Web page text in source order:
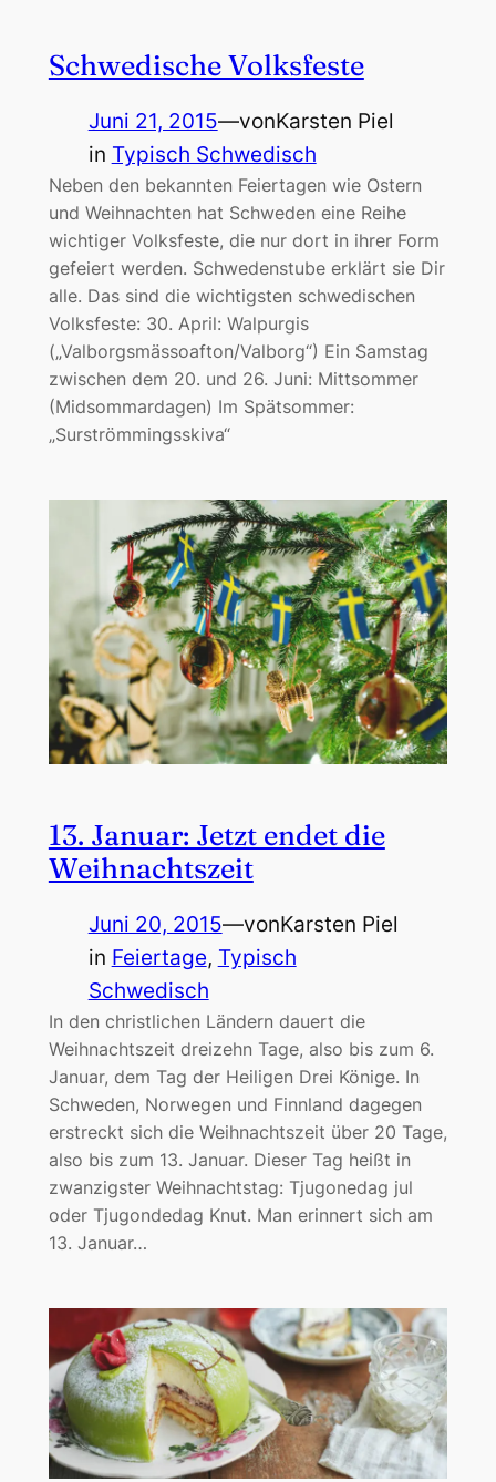
Schwedische Volksfeste
Juni 21, 2015—vonKarsten Piel
in Typisch Schwedisch
Neben den bekannten Feiertagen wie Ostern
und Weihnachten hat Schweden eine Reihe
wichtiger Volksfeste, die nur dort in ihrer Form
gefeiert werden. Schwedenstube erklärt sie Dir
alle. Das sind die wichtigsten schwedischen
Volksfeste: 30. April: Walpurgis
(„Valborgsmässoafton/Valborg“) Ein Samstag
zwischen dem 20. und 26. Juni: Mittsommer
(Midsommardagen) Im Spätsommer:
„Surströmmingsskiva“
13. Januar: Jetzt endet die
Weihnachtszeit
Juni 20, 2015—vonKarsten Piel
in Feiertage, Typisch
Schwedisch
In den christlichen Ländern dauert die
Weihnachtszeit dreizehn Tage, also bis zum 6.
Januar, dem Tag der Heiligen Drei Könige. In
Schweden, Norwegen und Finnland dagegen
erstreckt sich die Weihnachtszeit über 20 Tage,
also bis zum 13. Januar. Dieser Tag heißt in
zwanzigster Weihnachtstag: Tjugonedag jul
oder Tjugondedag Knut. Man erinnert sich am
13. Januar…